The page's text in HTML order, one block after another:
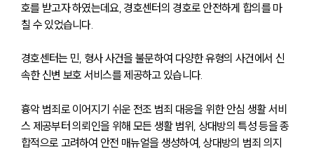
호를 받고자 하였는데요, 경호센터의 경호로 안전하게 합의를 마
칠 수 있었습니다.
경호센터는 민, 형사 사건을 불문하여 다양한 유형의 사건에서 신
속한 신변 보호 서비스를 제공하고 있습니다.
흉악 범죄로 이어지기 쉬운 전조 범죄 대응을 위한 안심 생활 서비
스 제공부터 의뢰인을 위해 모든 생활 범위, 상대방의 특성 등을 종
합적으로 고려하여 안전 매뉴얼을 생성하여, 상대방의 범죄 의지